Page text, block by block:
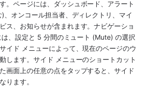
。ページには、ダッシュボード、アラート
、オンコール担当者、ディレクトリ、マイ
ス、お知らせが含まれます。ナビゲーショ
は、設定と 5 分間のミュート (Mute) の選択
イド メニューによって、現在のページのウ
します。サイド メニューのショートカット
画面上の任意の点をタップすると、サイド
ります。